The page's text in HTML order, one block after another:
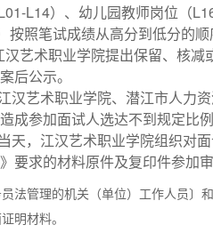
L14）、幼儿园教师岗位（
按照笔试成绩从高分到低分的
艺术职业学院提出保留、核
后公示。
汉艺术职业学院、潜江市人力
成参加面试人选达不到规定比
天，江汉艺术职业学院组织对
要求的材料原件及复印件参加审
管理的机关（单位）工作人员〕
明材料。